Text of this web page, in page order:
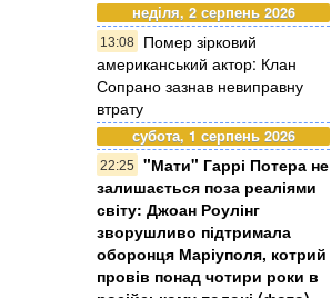
неділя, 2 серпень 2026
13:08
Помер зірковий
американський актор: Клан
Сопрано зазнав невиправну
втрату
субота, 1 серпень 2026
22:25
"Мати" Гаррі Потера не
залишається поза реаліями
світу: Джоан Роулінг
зворушливо підтримала
оборонця Маріуполя, котрий
провів понад чотири роки в